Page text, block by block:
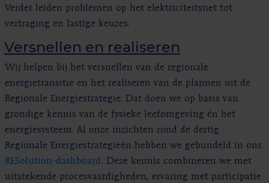
Verder leiden problemen op het elektriciteitsnet tot
vertraging en lastige keuzes.
Versnellen en realiseren
Wij helpen bij het versnellen van de regionale
energietransitie en het realiseren van de plannen uit de
Regionale Energiestrategie. Dat doen we op basis van
grondige kennis van de fysieke leefomgeving én het
energiesysteem. Al onze inzichten rond de dertig
Regionale Energiestrategieën hebben we gebundeld in ons
RESolution-dashboard. Deze kennis combineren we met
uitstekende procesvaardigheden, ervaring met participatie